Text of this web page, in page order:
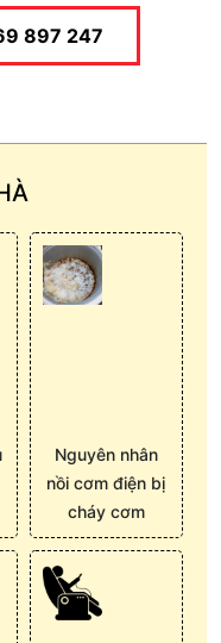
897 247
Nguyên nhân
nồi cơm điện bị
cháy cơm